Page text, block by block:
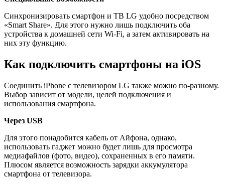
Синхронизировать смартфон и ТВ LG удобно посредством
«Smart Share». Для этого нужно лишь подключить оба
устройства к домашней сети Wi-Fi, а затем активировать на
них эту функцию.
Как подключить смартфоны на iOS
Соединить iPhone с телевизором LG также можно по-разному.
Выбор зависит от модели, целей подключения и
использования смартфона.
Через USB
Для этого понадобится кабель от Айфона, однако,
использовать гаджет можно будет лишь для просмотра
медиафайлов (фото, видео), сохраненных в его памяти.
Плюсом является возможность зарядки аккумулятора
смартфона от телевизора.